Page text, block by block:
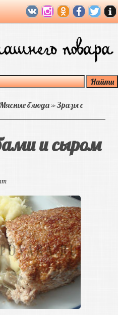
Мясные блюда»Зразы с
и сыром